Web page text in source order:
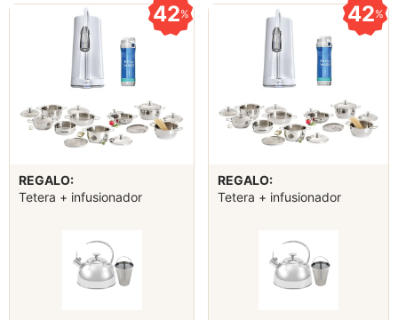
42%
REGALO:
Tetera + infusionador
42%
REGALO:
Tetera + infusionador